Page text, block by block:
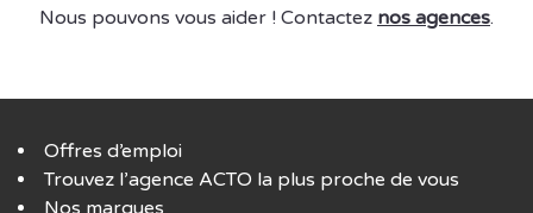
Nous pouvons vous aider ! Contactez nos agences.
Offres d’emploi
Trouvez l’agence ACTO la plus proche de vous
Nos marques